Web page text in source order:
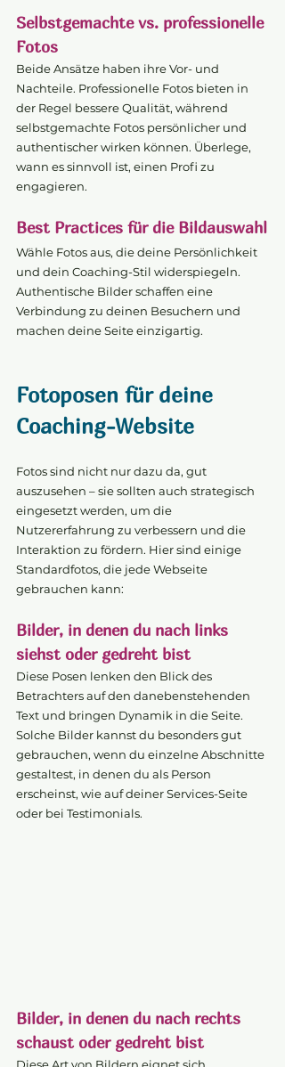
Selbstgemachte vs. professionelle
Fotos
Beide Ansätze haben ihre Vor- und
Nachteile. Professionelle Fotos bieten in
der Regel bessere Qualität, während
selbstgemachte Fotos persönlicher und
authentischer wirken können. Überlege,
wann es sinnvoll ist, einen Profi zu
engagieren.
Best Practices für die Bildauswahl
Wähle Fotos aus, die deine Persönlichkeit
und dein Coaching-Stil widerspiegeln.
Authentische Bilder schaffen eine
Verbindung zu deinen Besuchern und
machen deine Seite einzigartig.
Fotoposen für deine
Coaching-Website
Fotos sind nicht nur dazu da, gut
auszusehen – sie sollten auch strategisch
eingesetzt werden, um die
Nutzererfahrung zu verbessern und die
Interaktion zu fördern. Hier sind einige
Standardfotos, die jede Webseite
gebrauchen kann:
Bilder, in denen du nach links
siehst oder gedreht bist
Diese Posen lenken den Blick des
Betrachters auf den danebenstehenden
Text und bringen Dynamik in die Seite.
Solche Bilder kannst du besonders gut
gebrauchen, wenn du einzelne Abschnitte
gestaltest, in denen du als Person
erscheinst, wie auf deiner Services-Seite
oder bei Testimonials.
Bilder, in denen du nach rechts
schaust oder gedreht bist